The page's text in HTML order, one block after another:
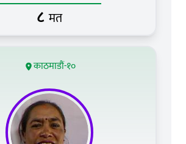
८ मत
काठमाडौं-१०